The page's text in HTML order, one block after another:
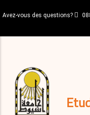
au
principal
Avez-vous des questions?
décisions
Expatriés
Journal